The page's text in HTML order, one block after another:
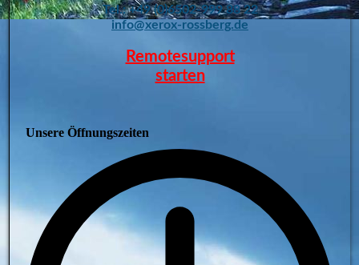
Tel.: +49 (0)6502-999 88 22
info@xerox-rossberg.de
Remotesupport
starten
Unsere Öffnungszeiten